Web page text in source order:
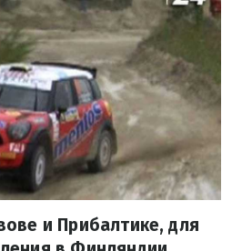
и Прибалтике, для